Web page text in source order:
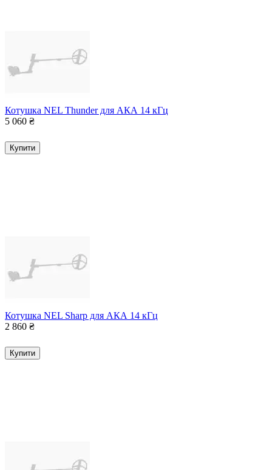
Котушка NEL Thunder для АКА 14 кГц
5 060 ₴
Купити
Котушка NEL Sharp для АКА 14 кГц
2 860 ₴
Купити